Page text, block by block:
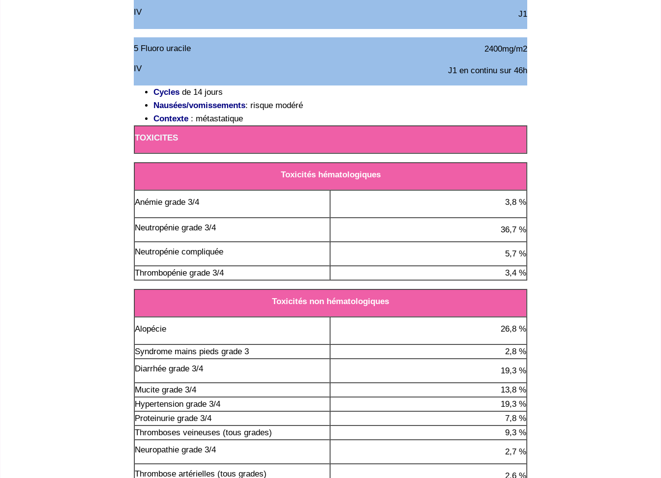
IV J1
5 Fluoro uracile
IV
2400mg/m2
J1 en continu sur 46h
Cycles de 14 jours
Nausées/vomissements: risque modéré
Contexte : métastatique
TOXICITES
Toxicités hématologiques
Anémie grade 3/4 3,8 %
Neutropénie grade 3/4 36,7 %
Neutropénie compliquée 5,7 %
Thrombopénie grade 3/4 3,4 %
Toxicités non hématologiques
Alopécie 26,8 %
Syndrome mains pieds grade 3
2,8 %
Diarrhée grade 3/4
19,3 %
Mucite grade 3/4
13,8 %
Hypertension grade 3/4
19,3 %
Proteinurie grade 3/4
7,8 %
Thromboses veineuses (tous grades)
9,3 %
Neuropathie grade 3/4
2,7 %
Thrombose artérielles (tous grades) 2,6 %